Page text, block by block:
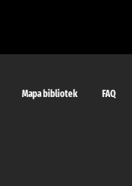
Mapa bibliotek FAQ